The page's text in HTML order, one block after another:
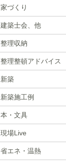
家づくり
建築士会、他
整理収納
整理整頓アドバイス
新築
新築施工例
本・文具
現場Live
省エネ・温熱